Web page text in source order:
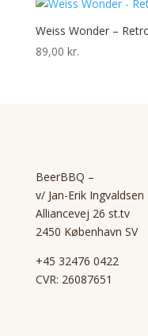
Weiss Wonder –
89,00 kr.
BeerBBQ –
v/ Jan-Erik Ingvaldsen
Alliancevej 26 st.tv
2450 København SV
+45 32476 0422
CVR: 26087651